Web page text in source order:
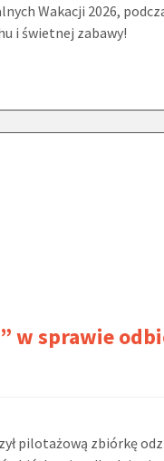
Wakacji 2026,
i świetnej zabawy!
w sprawie
pilotażową zbiórkę